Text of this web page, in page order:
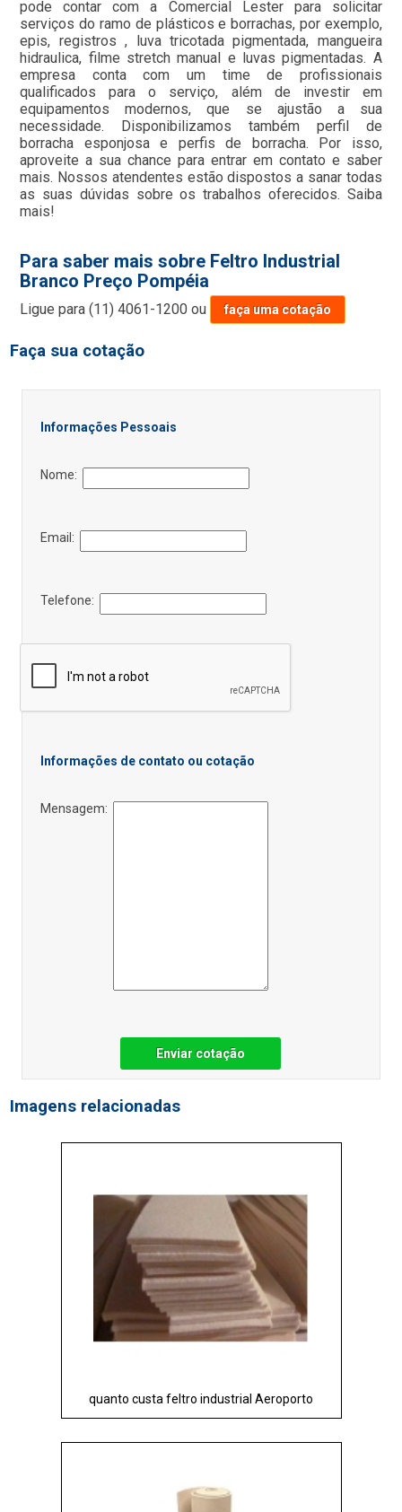
pode contar com a Comercial Lester para solicitar
serviços do ramo de plásticos e borrachas, por exemplo,
epis, registros , luva tricotada pigmentada, mangueira
hidraulica, filme stretch manual e luvas pigmentadas. A
empresa conta com um time de profissionais
qualificados para o serviço, além de investir em
equipamentos modernos, que se ajustão a sua
necessidade. Disponibilizamos também perfil de
borracha esponjosa e perfis de borracha. Por isso,
aproveite a sua chance para entrar em contato e saber
mais. Nossos atendentes estão dispostos a sanar todas
as suas dúvidas sobre os trabalhos oferecidos. Saiba
mais!
Para saber mais sobre Feltro Industrial
Branco Preço Pompéia
Ligue para(11) 4061-1200 ou faça uma cotação
Faça sua cotação
Informações Pessoais
Nome:
Email:
Telefone:
Informações de contato ou cotação
Mensagem:
Enviar cotação
Imagens relacionadas
quanto custa feltro industrial Aeroporto